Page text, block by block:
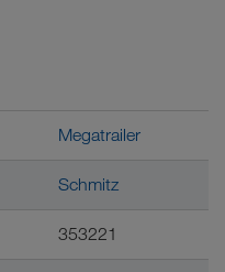
Megatrailer
Schmitz
353221